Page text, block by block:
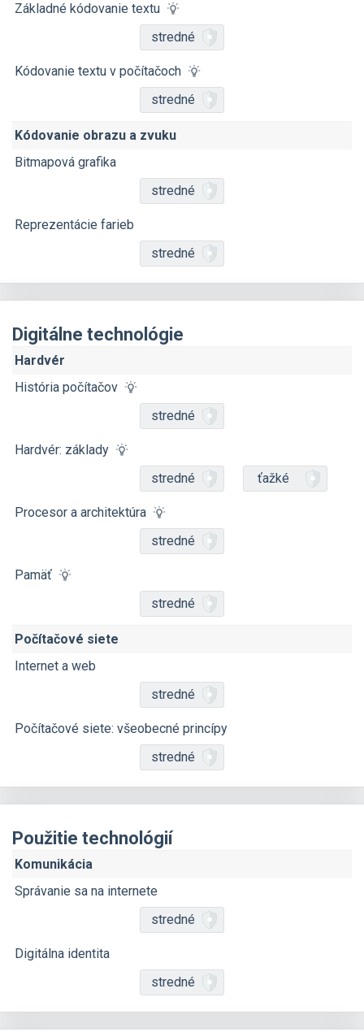
Základné kódovanie textu
stredné
Kódovanie textu v počítačoch
stredné
Kódovanie obrazu a zvuku
Bitmapová grafika
stredné
Reprezentácie farieb
stredné
Digitálne technológie
Hardvér
História počítačov
stredné
Hardvér: základy
stredné
ťažké
Procesor a architektúra
stredné
Pamäť
stredné
Počítačové siete
Internet a web
stredné
Počítačové siete: všeobecné princípy
stredné
Použitie technológií
Komunikácia
Správanie sa na internete
stredné
Digitálna identita
stredné